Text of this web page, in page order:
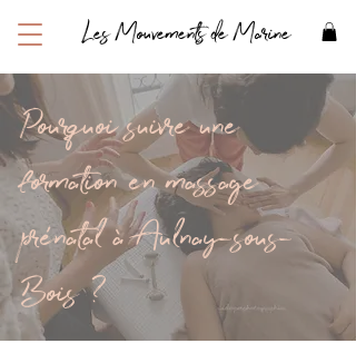
Les Mouvements de Marine
Pourquoi suivre une
formation en massage
prénatal à Aulnay-sous-
Bois ?